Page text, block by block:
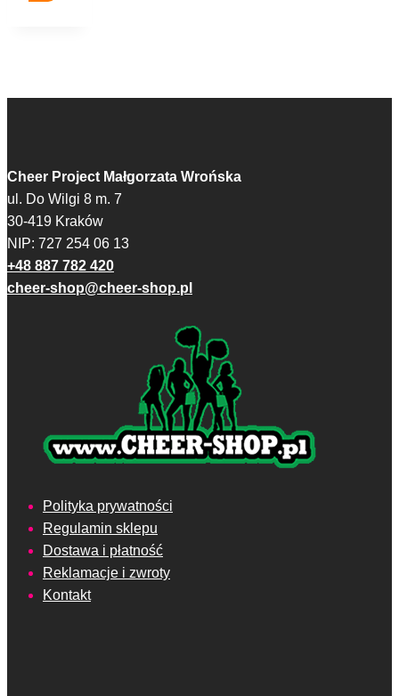
Cheer Project Małgorzata Wrońska
ul. Do Wilgi 8 m. 7
30-419 Kraków
NIP: 727 254 06 13
+48 887 782 420
cheer-shop@cheer-shop.pl
Polityka prywatności
Regulamin sklepu
Dostawa i płatność
Reklamacje i zwroty
Kontakt